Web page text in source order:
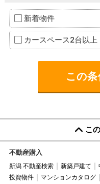
新着物件
カースペース2台以上
こ
不動産購入
新潟 不動産検索 新築戸建て
投資物件
マンションカタログ